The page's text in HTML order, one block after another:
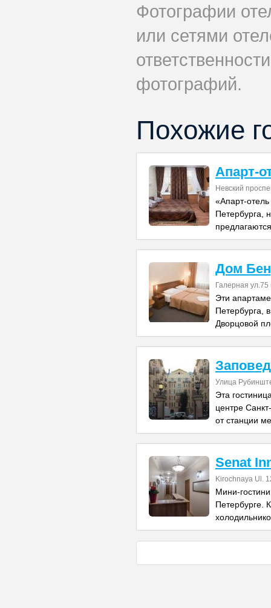
Фотографии
или сетями
фотографий.
Похожие
Апарт-
Невский
«Апарт-
Петербурга,
Дом
Галерная ул.75
Эти
Петербурга,
Дворцовой
Улица
Эта
центре
от станции
Senat
Kirochnaya Ul.
Мини-
Петербурге.